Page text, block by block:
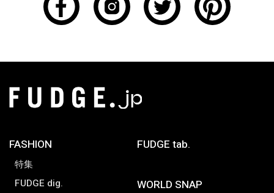
FASHION
特集
FUDGE dig.
FUDGE tab.
WORLD SNAP